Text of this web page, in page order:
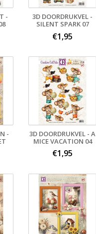
-
3D DOORDRUKVEL -
SILENT SPARK 07
€1,95
-
3D DOORDRUKVEL - A
MICE VACATION 04
€1,95